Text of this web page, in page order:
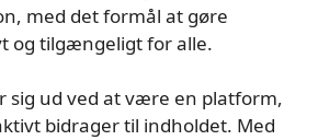
med det formål at gøre
og tilgængeligt for alle.
sig ud ved at være en platform,
bidrager til indholdet. Med